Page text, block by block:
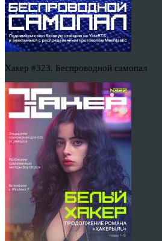
Хакер #323. Беспроводной самопал